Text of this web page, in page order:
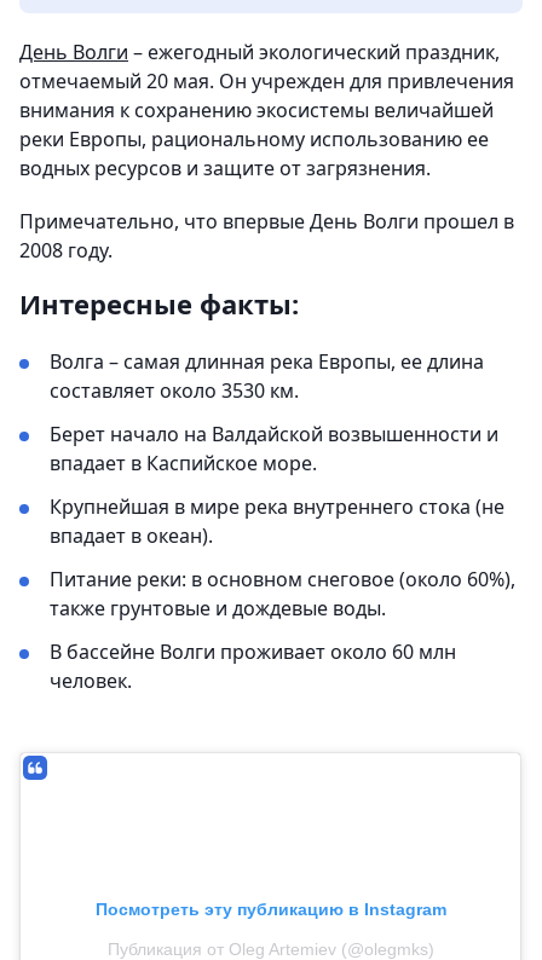
День Волги – ежегодный экологический праздник,
отмечаемый 20 мая. Он учрежден для привлечения
внимания к сохранению экосистемы величайшей
реки Европы, рациональному использованию ее
водных ресурсов и защите от загрязнения.
Примечательно, что впервые День Волги прошел в
2008 году.
Интересные факты:
Волга – самая длинная река Европы, ее длина
составляет около 3530 км.
Берет начало на Валдайской возвышенности и
впадает в Каспийское море.
Крупнейшая в мире река внутреннего стока (не
впадает в океан).
Питание реки: в основном снеговое (около 60%),
также грунтовые и дождевые воды.
В бассейне Волги проживает около 60 млн
человек.
Посмотреть эту публикацию в Instagram
Публикация от Oleg Artemiev (@olegmks)